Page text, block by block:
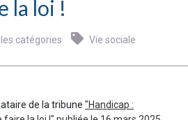
la loi !
catégories
Vie sociale
de la tribune "Handicap :